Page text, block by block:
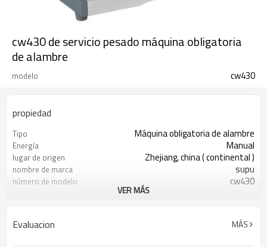
cw430 de servicio pesado máquina obligatoria
de alambre
modelo cw430
propiedad
Tipo Máquina obligatoria de alambre
Energía Manual
lugar de origen Zhejiang, china ( continental )
nombre de marca supu
número de modelo cw430
máquina obligatoria de alambre
1pc/1carton
VER MÁS
Evaluacion MÁS